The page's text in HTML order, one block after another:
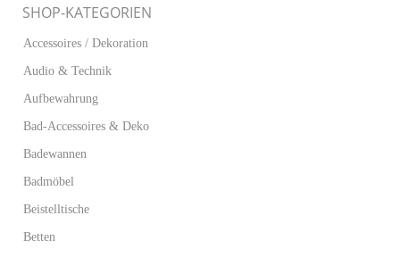
SHOP-KATEGORIEN
Accessoires / Dekoration
Audio & Technik
Aufbewahrung
Bad-Accessoires & Deko
Badewannen
Badmöbel
Beistelltische
Betten